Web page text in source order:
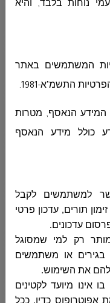
נוחות בלבד, והיא
המשתמשים באתר
התשמ"א-1981
.
המידע הנאסף, מטרות
כולל מידע הנאסף
למשתמשים לקבל
תורים, עדכון פרטי
עדכונים.
רק למי שמסוגל
בגירים או משתמשים
להם את השימוש.
אינו מיועד לקטינים
אפוטרופוס כדין. ככל